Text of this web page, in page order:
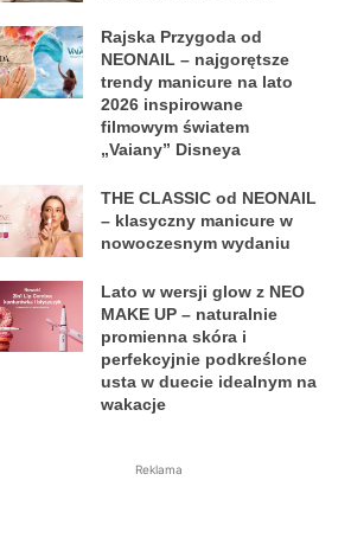
Rajska Przygoda od
NEONAIL – najgorętsze
trendy manicure na lato
2026 inspirowane
filmowym światem
„Vaiany” Disneya
THE CLASSIC od NEONAIL
– klasyczny manicure w
nowoczesnym wydaniu
Lato w wersji glow z NEO
MAKE UP – naturalnie
promienna skóra i
perfekcyjnie podkreślone
usta w duecie idealnym na
wakacje
Reklama